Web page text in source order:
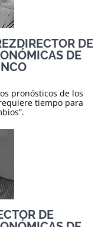
DE
DE
pronósticos de los
tiempo para
DE